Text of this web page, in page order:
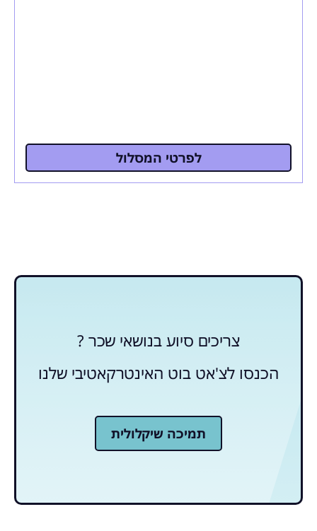
לפרטי המסלול
צריכים סיוע בנושאי שכר ?
הכנסו לצ'אט בוט האינטרקאטיבי שלנו
תמיכה שיקלולית